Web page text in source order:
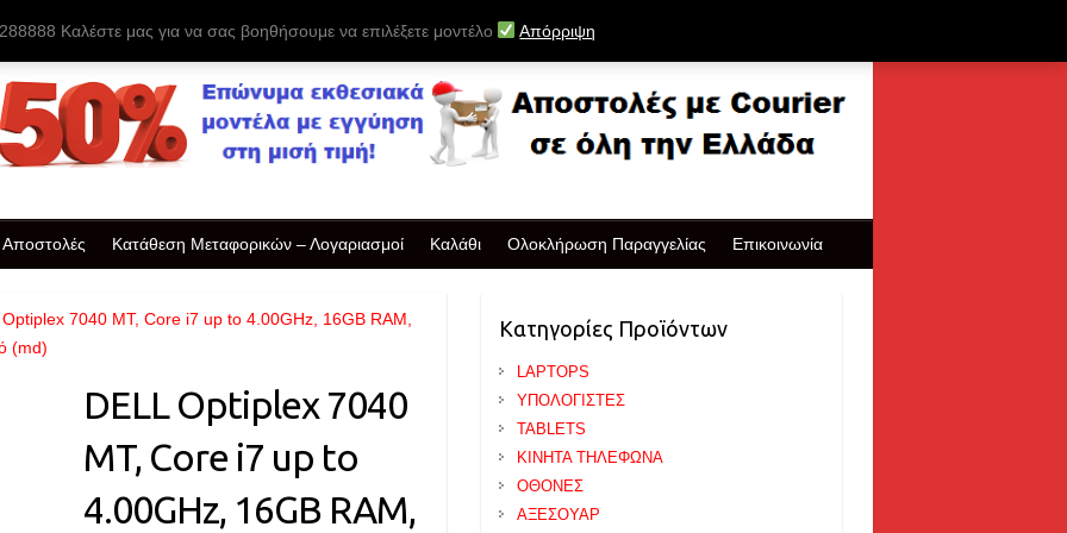
Καλέστε μας για να σας βοηθήσουμε να επιλέξετε μοντέλο Απόρριψη
Αποστολές Κατάθεση Μεταφορικών – Λογαριασμοί Καλάθι Ολοκλήρωση Παραγγελίας Επικοινωνία
7040 MT, Core i7 up to 4.00GHz, 16GB RAM,
(md)
DELL Optiplex 7040
MT, Core i7 up to
4.00GHz, 16GB RAM,
Κατηγορίες Προϊόντων
LAPTOPS
ΥΠΟΛΟΓΙΣΤΕΣ
TABLETS
ΚΙΝΗΤΑ ΤΗΛΕΦΩΝΑ
ΟΘΟΝΕΣ
ΑΞΕΣΟΥΑΡ